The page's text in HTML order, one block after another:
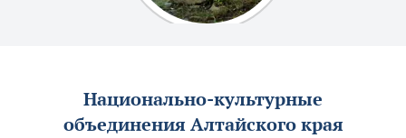
Национально-культурные
объединения Алтайского края